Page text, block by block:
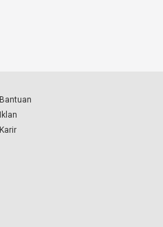
Bantuan
Iklan
Karir